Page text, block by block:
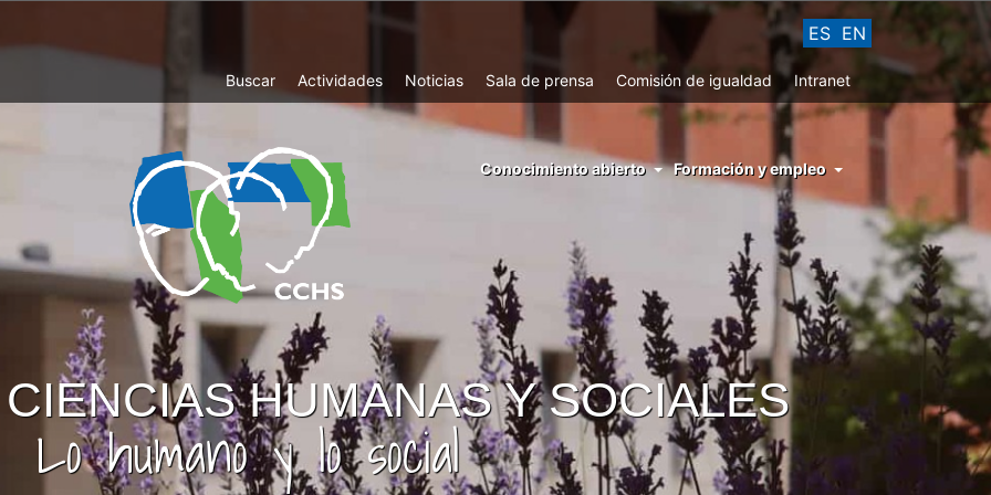
ES EN
Top
Menu
Buscar Actividades Noticias Sala de prensa Comisión de igualdad Intranet
menu
conocimiento
abierto
Conocimiento abierto Formación y empleo
HUMANAS Y SOCIALES
Lo humano y lo social